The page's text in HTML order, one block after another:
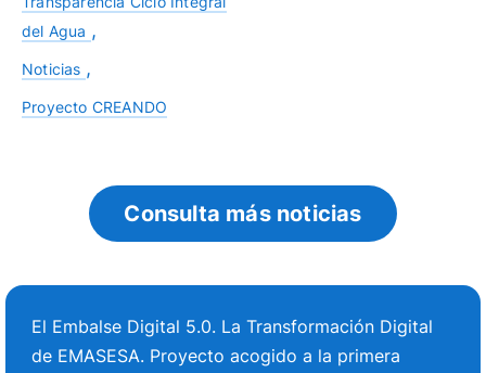
del Agua
Noticias
Proyecto CREANDO
Consulta más noticias
El Embalse Digital 5.0. La Transformación Digital
de EMASESA. Proyecto acogido a la primera